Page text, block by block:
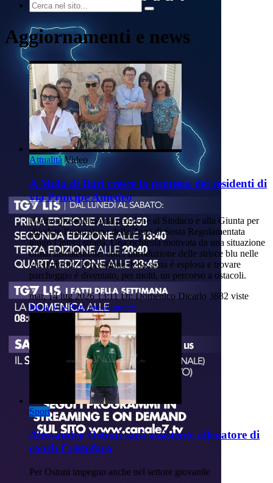
Aggiornamenti e news
Attualità Video
A Mola di Bari cresce la protesta dei residenti di
via Principe Amedeo
Hanno presentato una petizione al Sindaco e alla Giunta per
chiedere l’estensione della Zona di Sosta Regolamentata
lungo l’intera strada. Una richiesta motivata da una situazione
ormai insostenibile: con l’introduzione delle strisce blu nelle
vie limitrofe, la pressione della sosta è esplosa e trovare
parcheggio è diventato, per molti, un percorso a ostacoli.
mar, 14 lug 2026 13:11 Di: Domenico Dicarlo 3882 viste
Mola Via-Principe-Amedeo
Sport
Alessandro Ostuni sarà assistente allenatore di
coach Cristofaro
Per Ostuni impegno anche nel settore giovanile